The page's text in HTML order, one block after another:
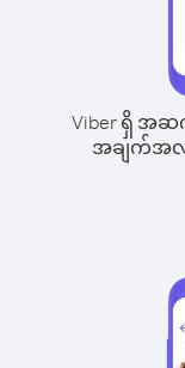
Viber ရှိ အ
အချက်အလ